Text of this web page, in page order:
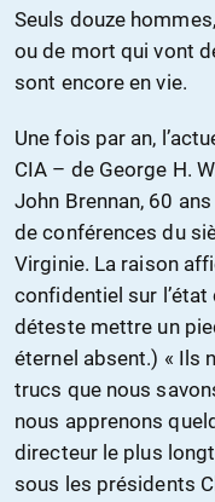
Seuls douze
ou de mort qui vont
sont encore en vie.
Une fois par an,
CIA – de George H.
John Brennan, 60
de conférences du
Virginie. La raison
confidentiel sur
déteste mettre un
éternel absent.) « Ils
trucs que nous
nous apprenons
directeur le plus
sous les présidents